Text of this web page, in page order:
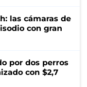
las cámaras de
con gran
por dos perros
con $2,7